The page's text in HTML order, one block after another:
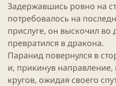
Задержавшись ровно на
потребовалось на
прислуге, он выскочил во
превратился в дракона.
Паранид повернулся в
и, прикинув направление,
кругов, ожидая своего